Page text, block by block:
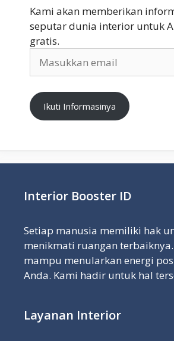
Kami akan memberikan
seputar dunia interior untuk
gratis.
email
Ikuti Informasinya
Interior Booster ID
Setiap manusia memiliki hak
menikmati ruangan
mampu menularkan energi
Anda. Kami hadir untuk hal
Layanan Interior